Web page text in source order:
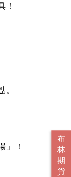
！
。
」！